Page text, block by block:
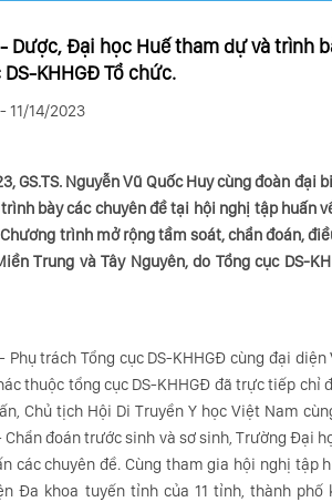
Dược, Đại học Huế tham dự và trình
KHHGĐ Tổ chức.
11/14/2023
GS.TS. Nguyễn Vũ Quốc Huy cùng đoàn
bày các chuyên đề tại hội nghị tập huấn
trình mở rộng tầm soát, chẩn đoán,
Trung và Tây Nguyên, do Tổng cục DS-
Phụ trách Tổng cục DS-KHHGĐ cùng đại
thuộc tổng cục DS-KHHGĐ đã trực tiếp chỉ
Chủ tịch Hội Di Truyền Y học Việt Nam
đoán trước sinh và sơ sinh, Trường Đại
các chuyên đề. Cùng tham gia hội nghị tập
Đa khoa tuyến tỉnh của 11 tỉnh, thành